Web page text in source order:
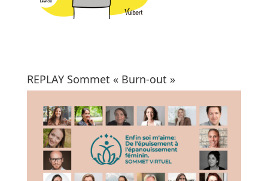
REPLAY Sommet « Burn-out »